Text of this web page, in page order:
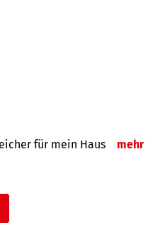
für mein Haus mehr